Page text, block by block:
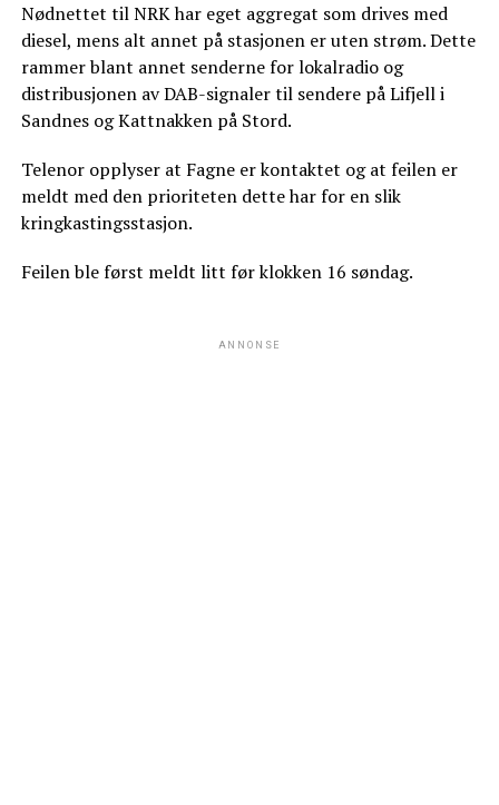
Nødnettet til NRK har eget aggregat som drives med
diesel, mens alt annet på stasjonen er uten strøm. Dette
rammer blant annet senderne for lokalradio og
distribusjonen av DAB-signaler til sendere på Lifjell i
Sandnes og Kattnakken på Stord.
Telenor opplyser at Fagne er kontaktet og at feilen er
meldt med den prioriteten dette har for en slik
kringkastingsstasjon.
Feilen ble først meldt litt før klokken 16 søndag.
ANNONSE